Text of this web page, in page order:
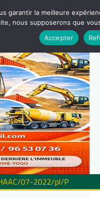
07-2022/pl/P
garantir la meilleure
nous supposerons que
Accepter